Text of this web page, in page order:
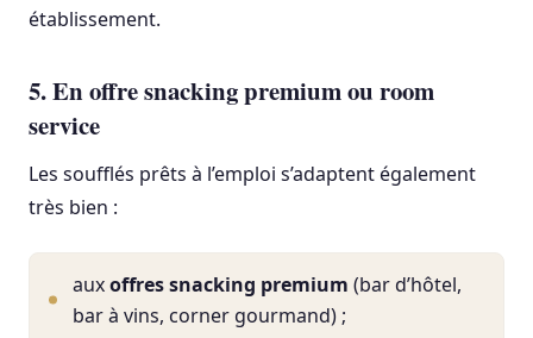
établissement.
5. En offre snacking premium ou room
service
Les soufflés prêts à l’emploi s’adaptent également
très bien :
auxoffres snacking premium (bar d’hôtel,
bar à vins, corner gourmand) ;